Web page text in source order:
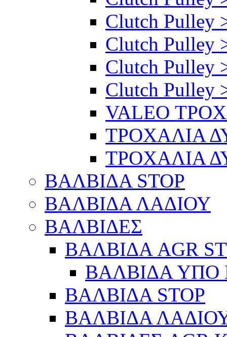
Clutch Pulley
Clutch Pulley
Clutch Pulley
Clutch Pulley
VALEO
ΤΡΟΧΑΛΙΑ
ΤΡΟΧΑΛΙΑ
ΒΑΛΒΙΔΑ STOP
ΒΑΛΒΙΔΑ ΛΑΔΙΟΥ
ΒΑΛΒΙΔΕΣ
ΒΑΛΒΙΔΑ AGR
ΒΑΛΒΙΔΑ ΥΠΟ
ΒΑΛΒΙΔΑ STOP
ΒΑΛΒΙΔΑ